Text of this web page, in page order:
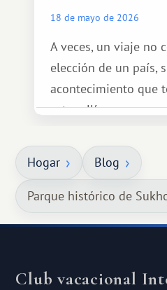
18 de mayo de 2026
A veces, un viaje no
elección de un país,
acontecimiento que
estar allí...
Hogar Blog
Parque histórico de
Club vacacional